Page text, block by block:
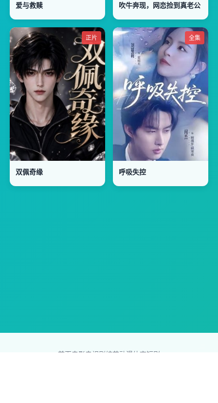
爱与救赎 吹牛奔现，网恋捡到真老公
正片
双佩奇缘
全集
呼吸失控
首页电影电视剧综艺动漫体育短剧